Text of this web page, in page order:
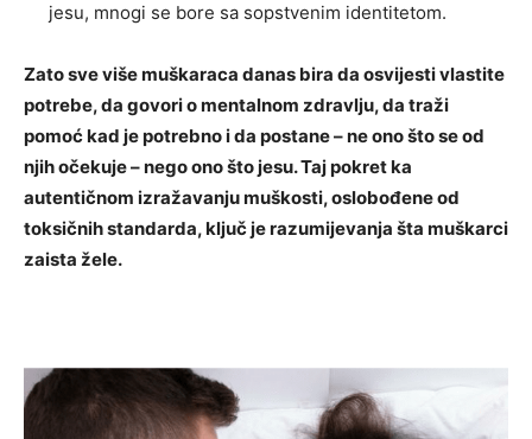
jesu, mnogi se bore sa sopstvenim identitetom.
Zato sve više muškaraca danas bira da osvijesti vlastite
potrebe, da govori o mentalnom zdravlju, da traži
pomoć kad je potrebno i da postane – ne ono što se od
njih očekuje – nego ono što jesu. Taj pokret ka
autentičnom izražavanju muškosti, oslobođene od
toksičnih standarda, ključ je razumijevanja šta muškarci
zaista žele.